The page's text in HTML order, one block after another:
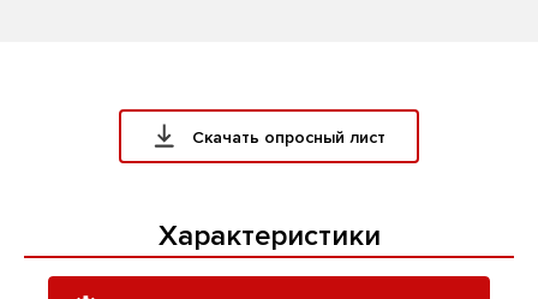
Скачать опросный лист
Характеристики